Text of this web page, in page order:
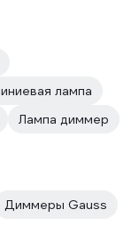
лампа
Лампа диммер
Диммеры Gauss